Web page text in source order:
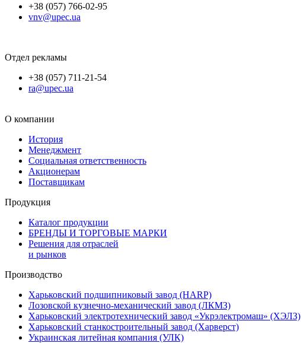
+38 (057) 766-02-95
vnv@upec.ua
Отдел рекламы
+38 (057) 711-21-54
ra@upec.ua
О компании
История
Менеджмент
Социальная ответственность
Акционерам
Поставщикам
Продукция
Каталог продукции
БРЕНДЫ И ТОРГОВЫЕ МАРКИ
Решения для отраслей
и рынков
Производство
Харьковский подшипниковый завод (HARP)
Лозовской кузнечно-механический завод (ЛКМЗ)
Харьковский электротехнический завод «Укрэлектромаш» (ХЭЛЗ)
Харьковский станкостроительный завод (Харверст)
Украинская литейная компания (УЛК)